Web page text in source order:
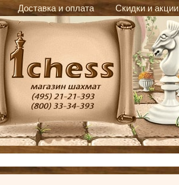
Доставка и оплата Скидки и акции